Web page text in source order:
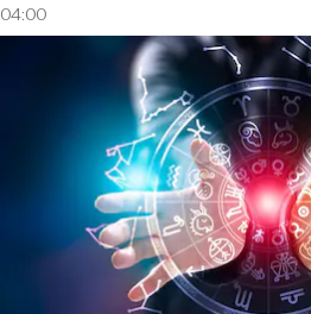
04:00